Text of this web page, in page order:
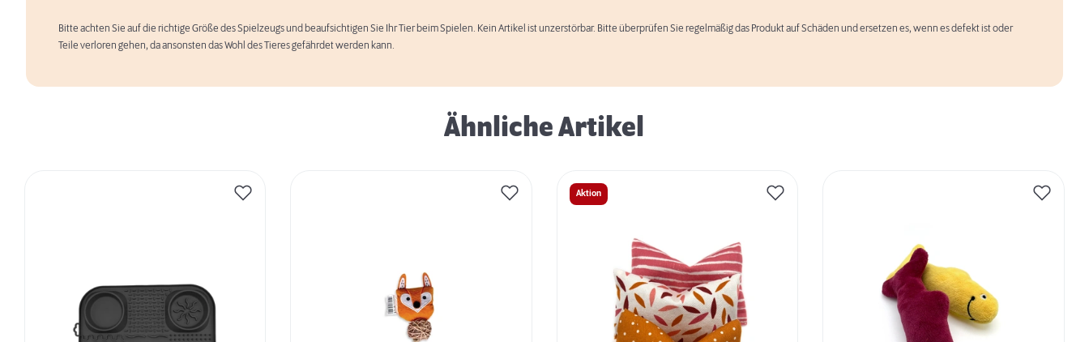
Bitte achten Sie auf die richtige Größe des Spielzeugs und beaufsichtigen Sie Ihr Tier beim Spielen. Kein Artikel ist unzerstörbar. Bitte überprüfen Sie regelmäßig das Produkt auf Schäden und ersetzen es, wenn es defekt ist oder
Teile verloren gehen, da ansonsten das Wohl des Tieres gefährdet werden kann.
Ähnliche Artikel
Aktion